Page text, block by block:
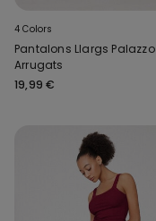
4 Colors
Pantalons Llargs Palazzo
Arrugats
19,99 €